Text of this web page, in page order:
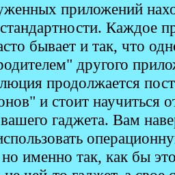
приложений
Каждое
бывает и так, что
другого
продолжается
и стоит научиться
гаджета. Вам
именно так, как бы